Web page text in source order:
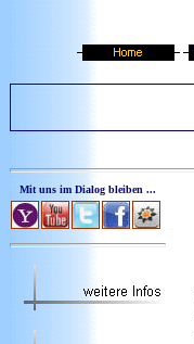
Mit uns im Dialog bleiben ...